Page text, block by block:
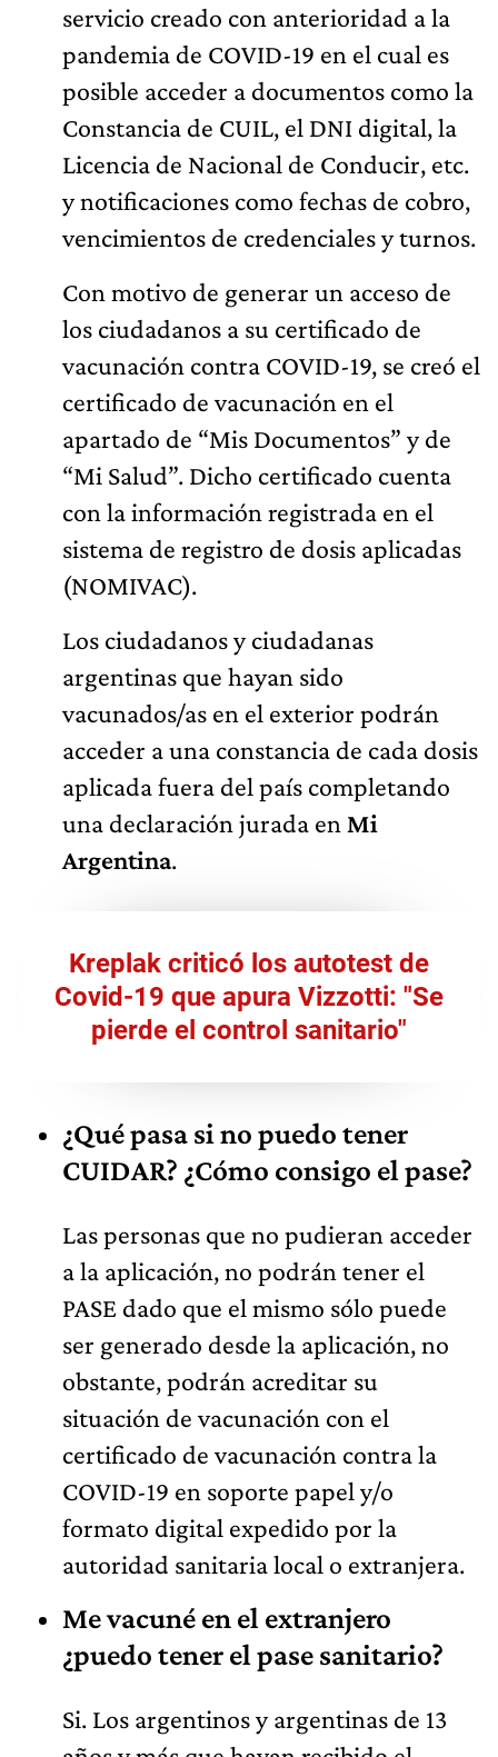
servicio creado con anterioridad a la
pandemia de COVID-19 en el cual es
posible acceder a documentos como la
Constancia de CUIL, el DNI digital, la
Licencia de Nacional de Conducir, etc.
y notificaciones como fechas de cobro,
vencimientos de credenciales y turnos.
Con motivo de generar un acceso de
los ciudadanos a su certificado de
vacunación contra COVID-19, se creó el
certificado de vacunación en el
apartado de “Mis Documentos” y de
“Mi Salud”. Dicho certificado cuenta
con la información registrada en el
sistema de registro de dosis aplicadas
(NOMIVAC).
Los ciudadanos y ciudadanas
argentinas que hayan sido
vacunados/as en el exterior podrán
acceder a una constancia de cada dosis
aplicada fuera del país completando
una declaración jurada en Mi
Argentina.
Kreplak criticó los autotest de
Covid-19 que apura Vizzotti: "Se
pierde el control sanitario"
¿Qué pasa si no puedo tener
CUIDAR? ¿Cómo consigo el pase?
Las personas que no pudieran acceder
a la aplicación, no podrán tener el
PASE dado que el mismo sólo puede
ser generado desde la aplicación, no
obstante, podrán acreditar su
situación de vacunación con el
certificado de vacunación contra la
COVID-19 en soporte papel y/o
formato digital expedido por la
autoridad sanitaria local o extranjera.
Me vacuné en el extranjero
¿puedo tener el pase sanitario?
Si. Los argentinos y argentinas de 13